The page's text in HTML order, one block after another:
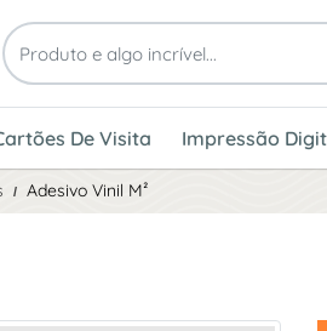
De Visita Impressão
Adesivo Vinil M²